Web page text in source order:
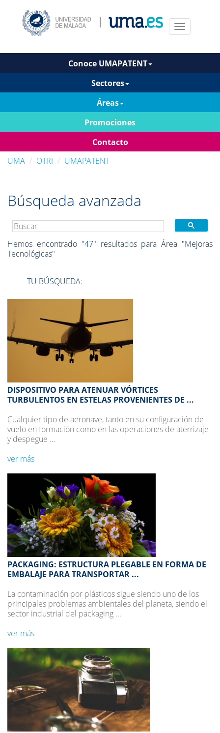
Menu
Conoce UMAPATENT
Sectores
Áreas
Promociones
Contacto
UMA
OTRI UMAPATENT
Búsqueda avanzada
Hemos encontrado "47" resultados para Área "Mejoras
Tecnológicas"
TU BÚSQUEDA:
DISPOSITIVO PARA ATENUAR VÓRTICES
TURBULENTOS EN ESTELAS PROVENIENTES DE ...
Cualquier tipo de aeronave, tanto en su configuración de
vuelo en formación como en las operaciones de aterrizaje
y despegue ...
ver más
PACKAGING: ESTRUCTURA PLEGABLE EN FORMA DE
EMBALAJE PARA TRANSPORTAR ...
La contaminación por plásticos sigue siendo uno de los
principales problemas ambientales del planeta, siendo el
sector industrial del packaging ...
ver más